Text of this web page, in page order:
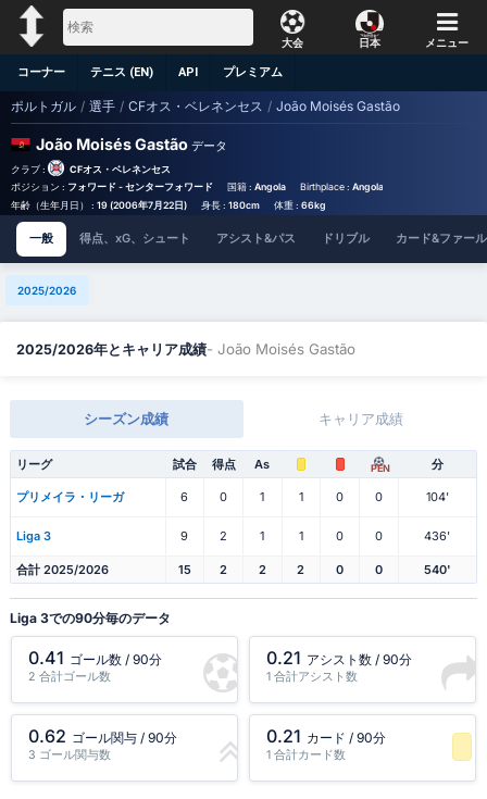
大会 日本 メニュー
コーナー テニス (EN) API プレミアム
ポルトガル / 選手 / CFオス・ベレネンセス / João Moisés Gastão
João Moisés Gastão データ
クラブ :
CFオス・ベレネンセス
ポジション : フォワード - センターフォワード 国籍 :Angola Birthplace :Angola - Angola
年齢（生年月日） : 19 (2006年7月22日) 身長 :180cm 体重 :66kg
一般 得点、xG、シュート アシスト&パス ドリブル カード&ファール
2025/2026
2025/2026年とキャリア成績- João Moisés Gastão
シーズン成績 キャリア成績
リーグ 試合 得点 As PEN 分
プリメイラ・リーガ 6 0 1 1 0 0 104'
Liga 3 9 2 1 1 0 0 436'
合計 2025/2026 15 2 2 2 0 0 540'
Liga 3での90分毎のデータ
0.41 ゴール数 / 90分
2 合計ゴール数
0.21 アシスト数 / 90分
1 合計アシスト数
0.62 ゴール関与 / 90分
3 ゴール関与数
0.21 カード / 90分
1 合計カード数